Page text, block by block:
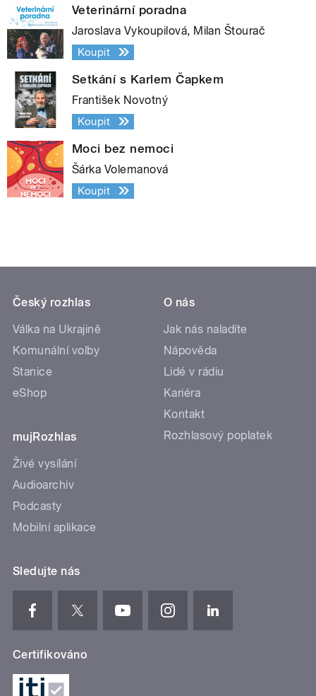
Veterinární poradna
Jaroslava Vykoupilová, Milan Štourač
Koupit
Setkání s Karlem Čapkem
František Novotný
Koupit
Moci bez nemoci
Šárka Volemanová
Koupit
Český rozhlas
Válka na Ukrajině
Komunální volby
Stanice
eShop
mujRozhlas
Živé vysílání
Audioarchiv
Podcasty
Mobilní aplikace
O nás
Jak nás naladíte
Nápověda
Lidé v rádiu
Kariéra
Kontakt
Rozhlasový poplatek
Sledujte nás
Certifikováno